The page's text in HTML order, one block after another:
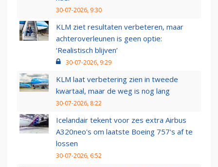
30-07-2026, 9:30
KLM ziet resultaten verbeteren, maar
achteroverleunen is geen optie:
‘Realistisch blijven’
30-07-2026, 9:29
KLM laat verbetering zien in tweede
kwartaal, maar de weg is nog lang
30-07-2026, 8:22
Icelandair tekent voor zes extra Airbus
A320neo's om laatste Boeing 757's af te
lossen
30-07-2026, 6:52